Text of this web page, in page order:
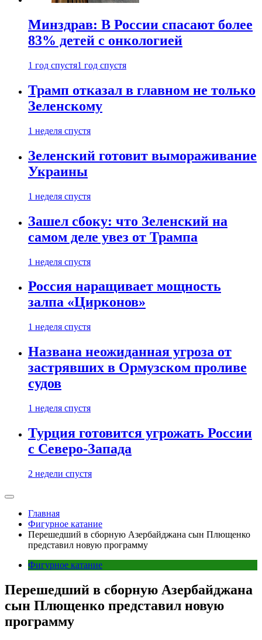
Минздрав: В России спасают более
83% детей с онкологией
1 год спустя1 год спустя
Трамп отказал в главном не только
Зеленскому
1 неделя спустя
Зеленский готовит вымораживание
Украины
1 неделя спустя
Зашел сбоку: что Зеленский на
самом деле увез от Трампа
1 неделя спустя
Россия наращивает мощность
залпа «Цирконов»
1 неделя спустя
Названа неожиданная угроза от
застрявших в Ормузском проливе
судов
1 неделя спустя
Турция готовится угрожать России
с Северо-Запада
2 недели спустя
Главная
Фигурное катание
Перешедший в сборную Азербайджана сын Плющенко
представил новую программу
Фигурное катание
Перешедший в сборную Азербайджана
сын Плющенко представил новую
программу